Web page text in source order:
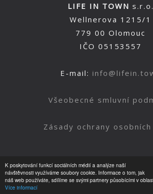
K poskytování funkcí sociálních médií a analýze naší
návštěvnosti využíváme soubory cookie. Informace o tom, jak
náš web používáte, sdílíme se svými partnery působícími v
Více informací
LIFE IN TOWN s.r.o.
Wellnerova 1215/1
779 00 Olomouc
IČO 05153557
E-mail:
Všeobecné smluvní
Zásady ochrany
Nahoru